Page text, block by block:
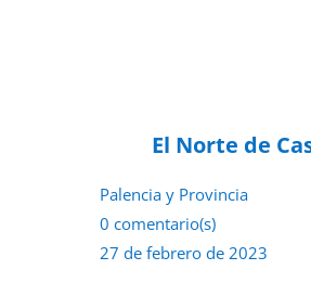
El Norte de
Palencia y Provincia
0 comentario(s)
27 de febrero de 2023